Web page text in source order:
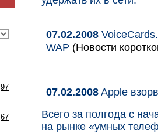
97
67
07.02.2008
WAP (Новости
07.02.2008Apple
Всего за полгода с
на рынке «умных